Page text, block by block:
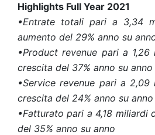
Highlights Full Year 2021
•Entrate totali pari a 3,34
aumento del 29% anno su
•Product revenue pari a
crescita del 37% anno su anno
•Service revenue pari a
crescita del 24% anno su anno
•Fatturato pari a 4,18 miliardi
del 35% anno su anno